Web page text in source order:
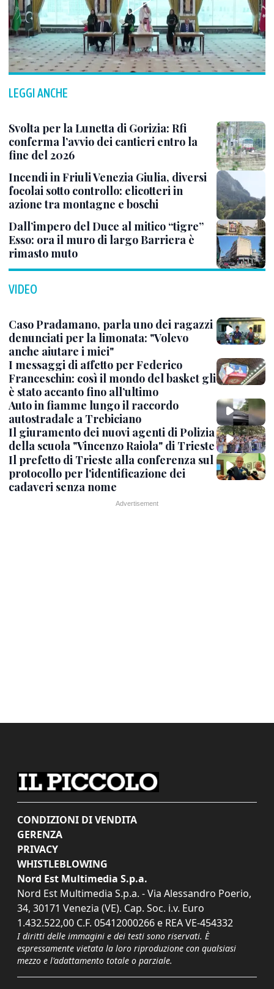
LEGGI ANCHE
Svolta per la Lunetta di Gorizia: Rfi
conferma l’avvio dei cantieri entro la
fine del 2026
Incendi in Friuli Venezia Giulia, diversi
focolai sotto controllo: elicotteri in
azione tra montagne e boschi
Dall’impero del Duce al mitico “tigre”
Esso: ora il muro di largo Barriera è
rimasto muto
VIDEO
Caso Pradamano, parla uno dei ragazzi
denunciati per la limonata: "Volevo
anche aiutare i miei"
I messaggi di affetto per Federico
Franceschin: così il mondo del basket gli
è stato accanto fino all’ultimo
Auto in fiamme lungo il raccordo
autostradale a Trebiciano
Il giuramento dei nuovi agenti di Polizia
della scuola "Vincenzo Raiola" di Trieste
Il prefetto di Trieste alla conferenza sul
protocollo per l'identificazione dei
cadaveri senza nome
CONDIZIONI DI VENDITA
GERENZA
PRIVACY
WHISTLEBLOWING
Nord Est Multimedia S.p.a.
Nord Est Multimedia S.p.a. - Via Alessandro Poerio,
34, 30171 Venezia (VE). Cap. Soc. i.v. Euro
1.432.522,00 C.F. 05412000266 e REA VE-454332
I diritti delle immagini e dei testi sono riservati. È
espressamente vietata la loro riproduzione con qualsiasi
mezzo e l'adattamento totale o parziale.